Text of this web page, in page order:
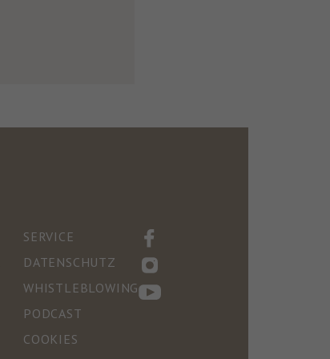
SERVICE
DATENSCHUTZ
WHISTLEBLOWING
PODCAST
COOKIES